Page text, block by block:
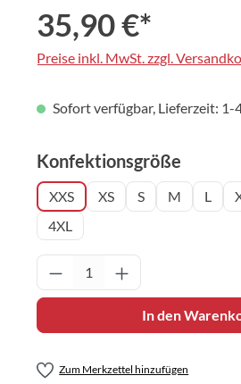
35,90 €*
Preise inkl. MwSt. zzgl.
Sofort verfügbar, Lieferzeit: 1-
Konfektionsgröße
XXS XS S M L
4XL
Produkt Anzahl: Gib
In den
Zum Merkzettel hinzufügen